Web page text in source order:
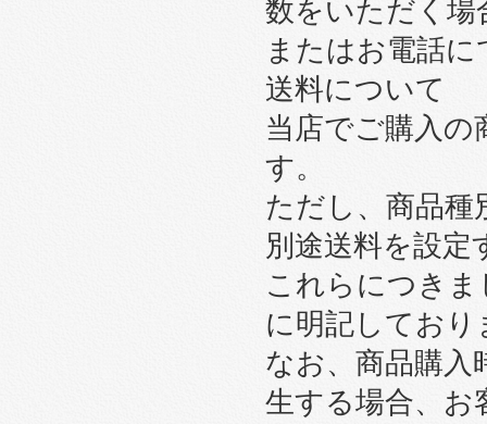
数をいただく場
またはお電話
送料について
当店でご購入の
す。
ただし、商品種
別途送料を設定
これらにつき
に明記しており
なお、商品購入
生する場合、お